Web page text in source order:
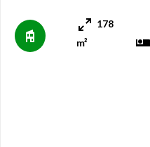
178
m²